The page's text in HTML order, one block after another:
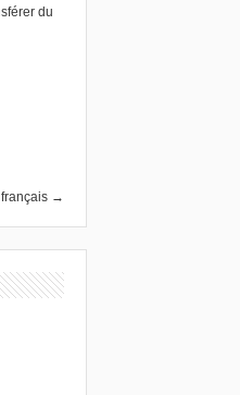
du
français →